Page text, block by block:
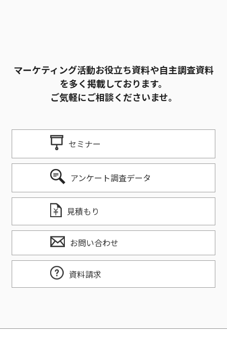
マーケティング活動お役立ち資料や自主調査資料
を多く掲載しております。
ご気軽にご相談くださいませ。
セミナー
アンケート調査データ
見積もり
お問い合わせ
資料請求